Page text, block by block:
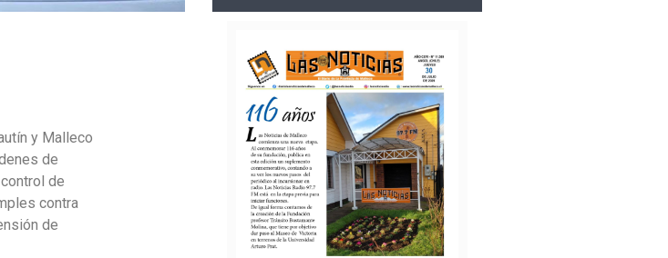
y Malleco
de
de
contra
de